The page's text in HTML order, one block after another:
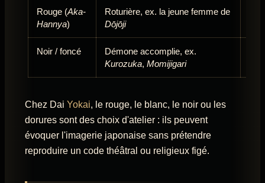
Rouge (Aka-
Hannya)
Roturière, ex. la jeune femme de
Dōjōji
Noir / foncé
Démone accomplie, ex.
Kurozuka, Momijigari
Chez Dai Yokai, le rouge, le blanc, le noir ou les
dorures sont des choix d'atelier : ils peuvent
évoquer l'imagerie japonaise sans prétendre
reproduire un code théâtral ou religieux figé.